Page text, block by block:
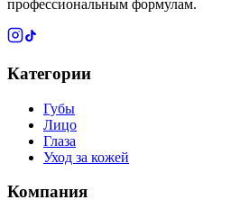
профессиональным формулам.
Категории
Губы
Лицо
Глаза
Уход за кожей
Компания